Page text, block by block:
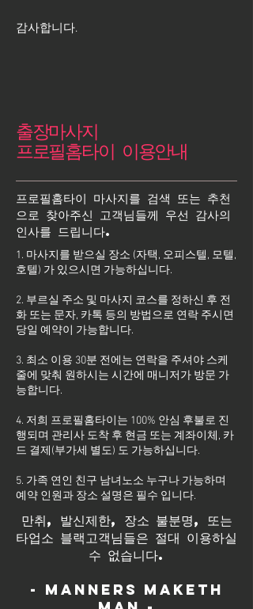
​감사합니다.
출장마사지
프로필홈타이 이용안내
프로필홈타이 마사지를 검색 또는 추천
으로 찾아주신 고객님들께 우선 감사의
인사를 드립니다.
1. 마사지를 받으실 장소 (자택, 오피스텔, 모텔,
호텔) 가 있으시면 가능하십니다.
2. 부르실 주소 및 마사지 코스를 정하신 후 전
화 또는 문자, 카톡 등의 방법으로 연락 주시면
당일 예약이 가능합니다.
3. 최소 이용 30분 전에는 연락을 주셔야 스케
줄에 맞춰 원하시는 시간에 매니저가 방문 가
능합니다.
4. 저희 프로필홈타이는 100% 안심 후불로 진
행되며 관리사 도착 후 현금 또는 계좌이체, 카
드 결제(부가세 별도) 도 가능하십니다.
5. 가족 연인 친구 남녀노소 누구나 가능하며
예약 인원과 장소 설명은 필수 입니다.
만취, 발신제한, 장소 불분명, 또는
타업소 블랙고객님들은 절대 이용하실
수 없습니다.
- Manners maketh